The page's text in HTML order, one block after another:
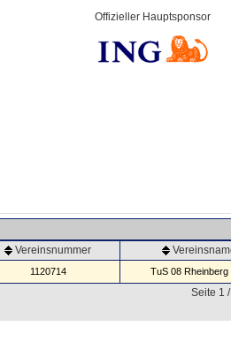
Offizieller Hauptsponsor
Vereinsnummer
1120714 TuS 08 Rheinberg
Seite 1